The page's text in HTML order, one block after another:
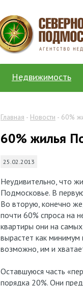
Недвижимость
Главная - Новости - 60%
60% жилья
25.02.2013
Неудивительно, что
Подмосковье. В
Во вторую, конечно
почти 60% спроса на
квартиры они на
вырастет как
возможно, им и
Оставшуюся часть
порядка 20%. Они